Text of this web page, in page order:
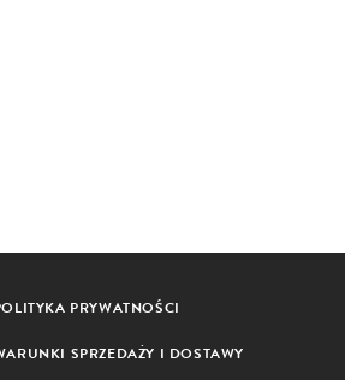
PRYWATNOŚCI
SPRZEDAŻY I DOSTAWY